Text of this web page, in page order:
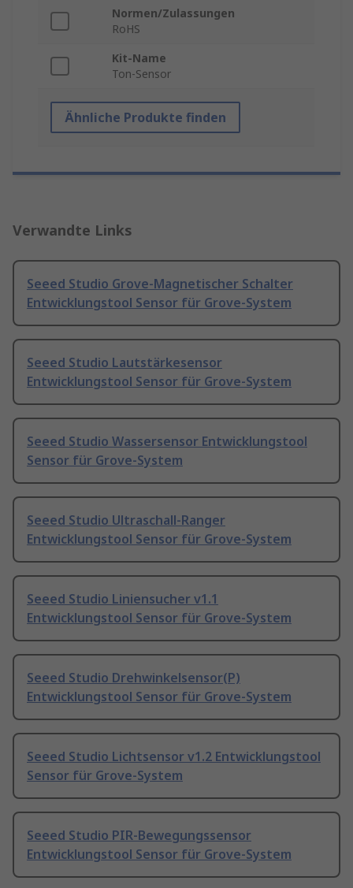
Normen/Zulassungen
RoHS
Kit-Name
Ton-Sensor
Ähnliche Produkte finden
Verwandte Links
Seeed Studio Grove-Magnetischer Schalter
Entwicklungstool Sensor für Grove-System
Seeed Studio Lautstärkesensor
Entwicklungstool Sensor für Grove-System
Seeed Studio Wassersensor Entwicklungstool
Sensor für Grove-System
Seeed Studio Ultraschall-Ranger
Entwicklungstool Sensor für Grove-System
Seeed Studio Liniensucher v1.1
Entwicklungstool Sensor für Grove-System
Seeed Studio Drehwinkelsensor(P)
Entwicklungstool Sensor für Grove-System
Seeed Studio Lichtsensor v1.2 Entwicklungstool
Sensor für Grove-System
Seeed Studio PIR-Bewegungssensor
Entwicklungstool Sensor für Grove-System